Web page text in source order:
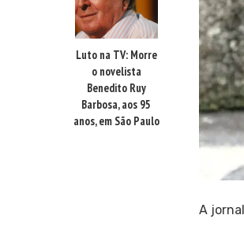
Luto na TV: Morre
o novelista
Benedito Ruy
Barbosa, aos 95
anos, em São Paulo
A